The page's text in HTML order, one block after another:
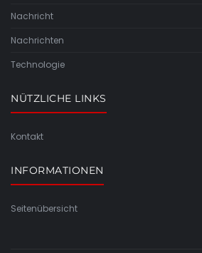
Nachricht
Nachrichten
Technologie
NÜTZLICHE LINKS
Kontakt
INFORMATIONEN
Seitenübersicht